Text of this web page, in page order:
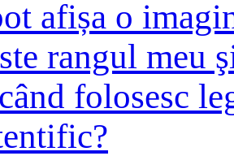
afișa o
rangul meu
folosesc